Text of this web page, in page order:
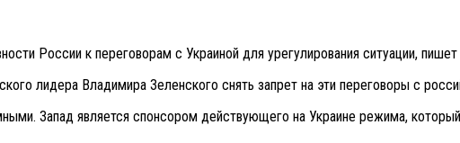
России к переговорам с Украиной для урегулирования ситуации, пишет
лидера Владимира Зеленского снять запрет на эти переговоры с
Запад является спонсором действующего на Украине режима,